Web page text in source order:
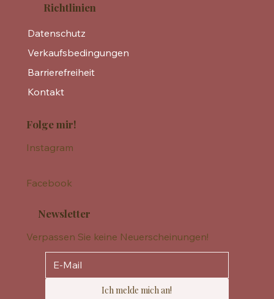
Richtlinien
Datenschutz
Verkaufsbedingungen
Barrierefreiheit
Kontakt
Folge mir!
Instagram
Facebook
Newsletter
Verpassen Sie keine Neuerscheinungen!
Ich melde mich an!